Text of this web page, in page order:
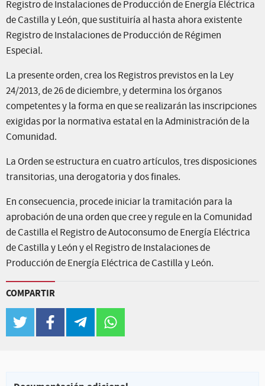
Registro de Instalaciones de Producción de Energía Eléctrica
de Castilla y León, que sustituiría al hasta ahora existente
Registro de Instalaciones de Producción de Régimen
Especial.
La presente orden, crea los Registros previstos en la Ley
24/2013, de 26 de diciembre, y determina los órganos
competentes y la forma en que se realizarán las inscripciones
exigidas por la normativa estatal en la Administración de la
Comunidad.
La Orden se estructura en cuatro artículos, tres disposiciones
transitorias, una derogatoria y dos finales.
En consecuencia, procede iniciar la tramitación para la
aprobación de una orden que cree y regule en la Comunidad
de Castilla el Registro de Autoconsumo de Energía Eléctrica
de Castilla y León y el Registro de Instalaciones de
Producción de Energía Eléctrica de Castilla y León.
COMPARTIR
twitter facebook telegram